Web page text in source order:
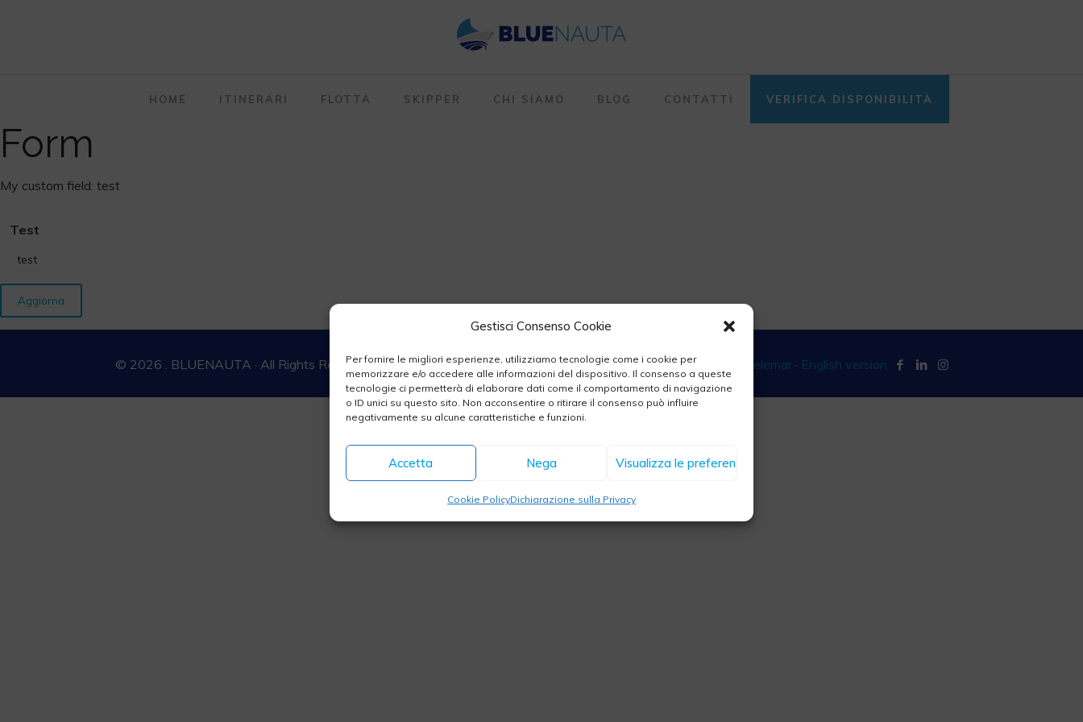
Gestisci Consenso Cookie
Per fornire le migliori esperienze, utilizziamo tecnologie come i cookie per
memorizzare e/o accedere alle informazioni del dispositivo. Il consenso a queste
tecnologie ci permetterà di elaborare dati come il comportamento di navigazione
o ID unici su questo sito. Non acconsentire o ritirare il consenso può influire
negativamente su alcune caratteristiche e funzioni.
Accetta Nega Visualizza le preferenze
Cookie PolicyDichiarazione sulla Privacy
HOME ITINERARI FLOTTA SKIPPER CHI SIAMO BLOG CONTATTI VERIFICA DISPONIBILITÀ
Form
My custom field: test
Test
© 2026 . BLUENAUTA · All Rights Reserved ·Privacy-Cookie-FAQ· Creatività & SviluppoWeb Agency by Telemar· English version